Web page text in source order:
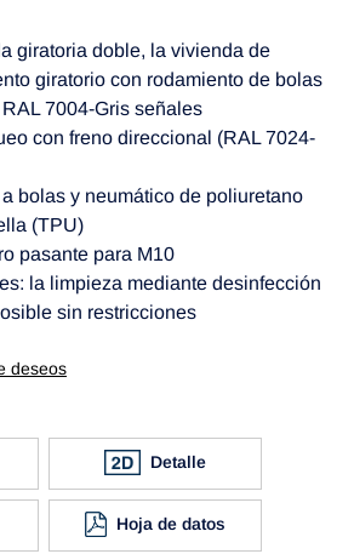
giratoria doble, la vivienda de
giratorio con rodamiento de bolas
7004-Gris señales
con freno direccional (RAL 7024-
bolas y neumático de poliuretano
(TPU)
pasante para M10
la limpieza mediante desinfección
sin restricciones
deseos
Detalle
Hoja de datos